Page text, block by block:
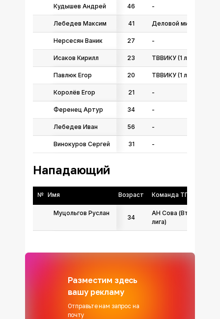
Кудышев Андрей 46 -
Лебедев Максим 41 Деловой мир (1 лига)
Нерсесян Ваник 27 -
Исаков Кирилл 23 ТВВИКУ (1 лига)
Павлюк Егор 20 ТВВИКУ (1 лига)
Королёв Егор 21 -
Ференец Артур 34 -
Лебедев Иван 56 -
Винокуров Сергей 31 -
Нападающий
№ Имя Возраст Команда ТГФФ
Муцольгов Руслан
34
АН Сова (Вторая
лига)
Разместим здесь
вашу рекламу
Отправьте нам запрос на
почту